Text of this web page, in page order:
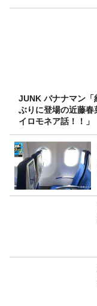
ます
JUNK バナナマン「約３か月
ぶりに登場の近藤春
イロモネア話！！」